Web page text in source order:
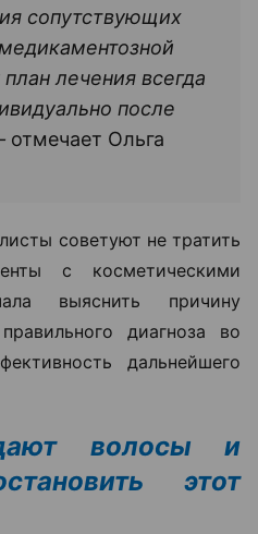
сопутствующих
лечения всегда
после
отмечает Ольга
советуют не тратить
с косметическими
выяснить причину
диагноза во
дальнейшего
волосы и
этот